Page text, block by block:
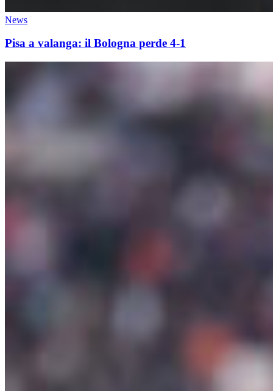
News
Pisa a valanga: il Bologna perde 4-1